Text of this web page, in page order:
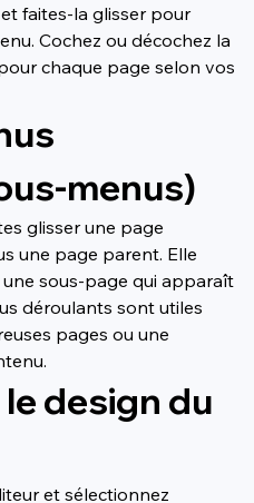
faites-la glisser pour
Cochez ou décochez la
chaque page selon vos
menus)
glisser une page
une page parent. Elle
sous-page qui apparaît
déroulants sont utiles
pages ou une
design du
et sélectionnez